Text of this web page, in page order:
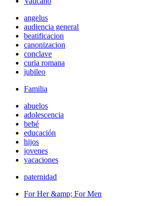
angelus
audiencia general
beatificacion
canonizacion
conclave
curia romana
jubileo
Familia
abuelos
adolescencia
bebé
educación
hijos
jovenes
vacaciones
paternidad
For Her &amp; For Men